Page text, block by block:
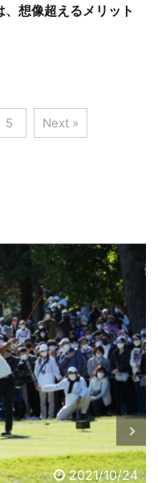
想像超えるメリット
5 Next »
2021/10/24